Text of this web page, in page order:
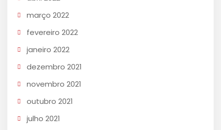
março 2022
fevereiro 2022
janeiro 2022
dezembro 2021
novembro 2021
outubro 2021
julho 2021